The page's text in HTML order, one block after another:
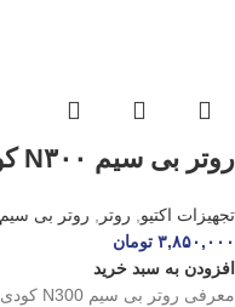
روتر بی سیم N۳۰۰ کودی مدل WR۳۰۰
تجهیزات اکتیو روتر
روتر بی سیم
۳,۸۵۰,۰۰۰ تومان
افزودن به سبد خرید